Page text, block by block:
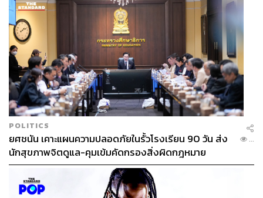
POLITICS
ยศชนัน เคาะแผนความปลอดภัยในรั้วโรงเรียน 90 วัน ส่ง
นักสุขภาพจิตดูแล-คุมเข้มคัดกรองสิ่งผิดกฎหมาย
...